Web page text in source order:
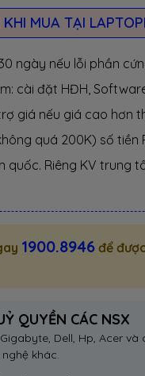
KHI MUA TẠI
ngày nếu lỗi phần
cài đặt HĐH,
trợ giá nếu giá cao hơn
quá 200K) số tiền
quốc. Riêng KV trung
1900.8946 để
QUYỀN CÁC NSX
Gigabyte, Dell, Hp, Acer và
khác.